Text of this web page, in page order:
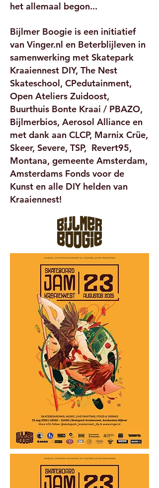
het allemaal begon...
Bijlmer Boogie is een initiatief
van Vinger.nl en Beterblijleven in
samenwerking met Skatepark
Kraaiennest DIY, The Nest
Skateschool, CPedutainment,
Open Ateliers Zuidoost,
Buurthuis Bonte Kraai / PBAZO,
Bijlmerbios, Aerosol Alliance en
met dank aan CLCP, Marnix Crüe,
Skeer, Severe, TSP, Revert95,
Montana, gemeente Amsterdam,
Amsterdams Fonds voor de
Kunst en alle DIY helden van
Kraaiennest!